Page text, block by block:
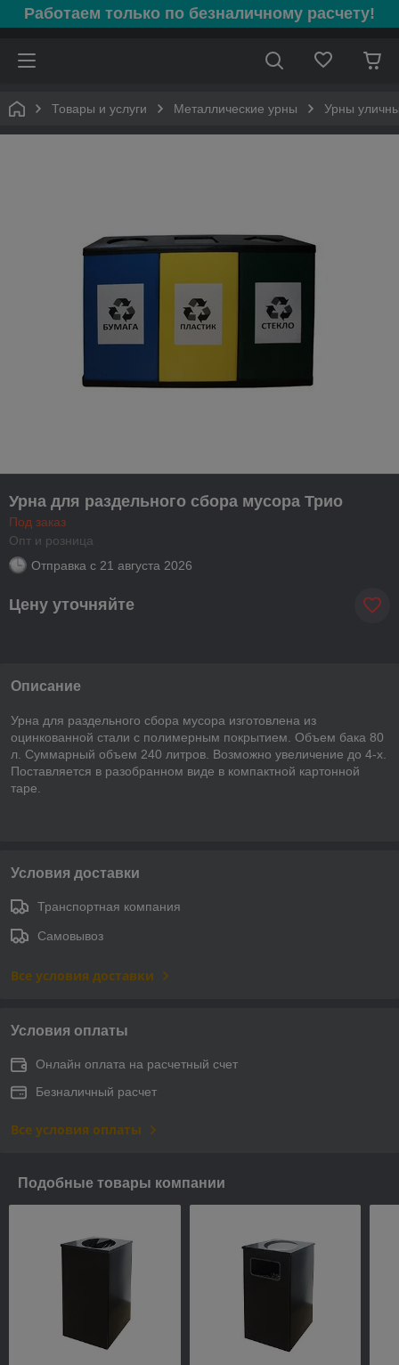
Работаем только по безналичному расчету!
Товары и услуги Металлические урны Урны
Урна для раздельного сбора мусора Трио
Под заказ
Опт и розница
Отправка с 21 августа 2026
Цену уточняйте
Описание
Урна для раздельного сбора мусора изготовлена из
оцинкованной стали с полимерным покрытием. Объем бака 80
л. Суммарный объем 240 литров. Возможно увеличение до 4-х.
Поставляется в разобранном виде в компактной картонной
таре.
Условия доставки
Транспортная компания
Самовывоз
Все условия доставки
Условия оплаты
Онлайн оплата на расчетный счет
Безналичный расчет
Все условия оплаты
Подобные товары компании